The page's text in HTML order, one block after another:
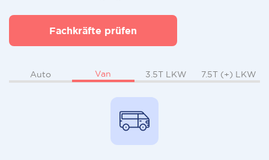
Fachkräfte prüfen
Auto Van 3.5T LKW 7.5T (+) LKW